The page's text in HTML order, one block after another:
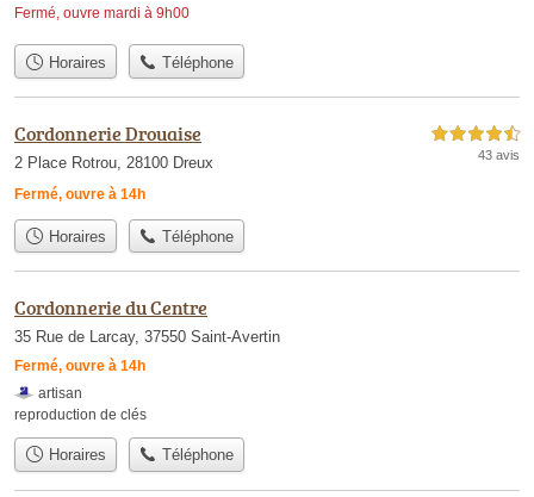
Fermé, ouvre mardi à 9h00
Horaires Téléphone
Cordonnerie Drouaise
2 Place Rotrou, 28100 Dreux
Fermé, ouvre à 14h
4,5 étoiles sur 5
43 avis
Horaires Téléphone
Cordonnerie du Centre
35 Rue de Larcay, 37550 Saint-Avertin
Fermé, ouvre à 14h
artisan
reproduction de clés
Horaires Téléphone